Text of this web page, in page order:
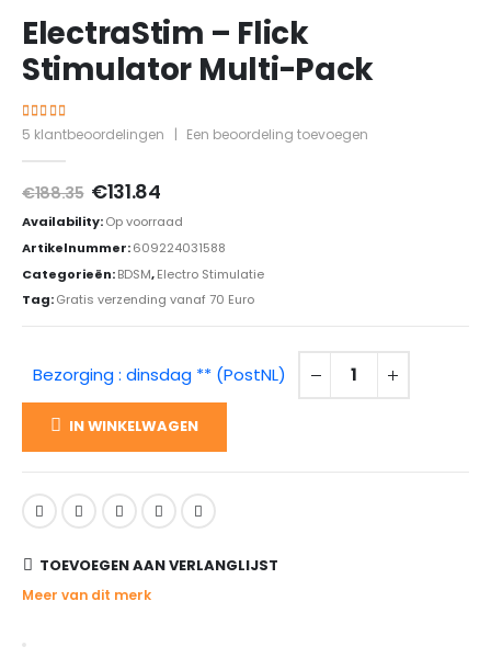
ElectraStim – Flick
Stimulator Multi-Pack
4.40out of 5
5 klantbeoordelingen Een beoordeling toevoegen
€188.35 Oorspronkelijke
was:
€188.35.
€131.84Huidige
is:
€131.84.
Availability:Op voorraad
Artikelnummer:609224031588
Categorieën:BDSM,Electro Stimulatie
Tag:Gratis verzending vanaf 70 Euro
Bezorging : dinsdag ** (PostNL)
IN WINKELWAGEN
TOEVOEGEN AAN VERLANGLIJST
Meer van dit merk